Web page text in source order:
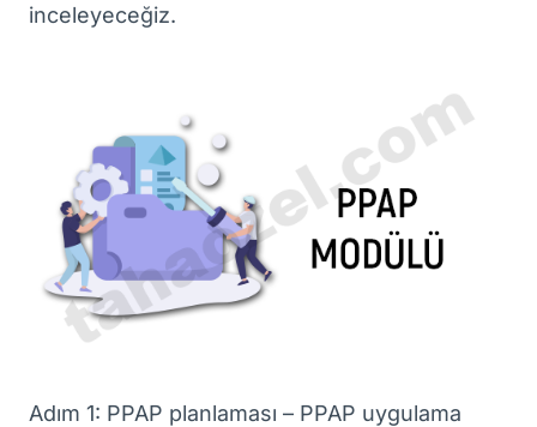
inceleyeceğiz.
Adım 1: PPAP planlaması – PPAP uygulama